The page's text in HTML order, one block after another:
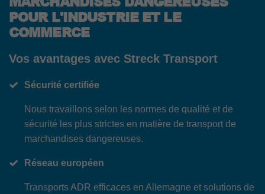
POUR L'INDUSTRIE ET LE
COMMERCE
Vos avantages avec Streck Transport
Sécurité certifiée
Nous travaillons selon les normes de qualité et de
sécurité les plus strictes en matière de transport de
marchandises dangereuses.
Réseau européen
Transports ADR efficaces en Allemagne et solutions de